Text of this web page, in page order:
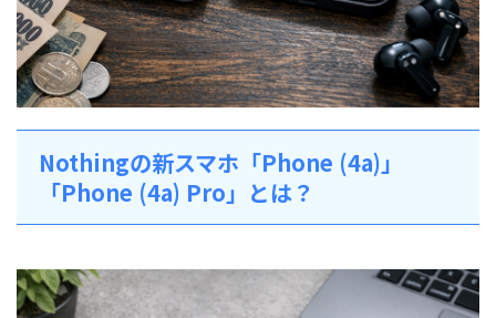
Nothingの新スマホ「Phone (4a)」
「Phone (4a) Pro」とは？